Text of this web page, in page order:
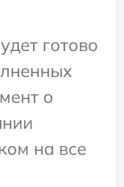
готово
о
на все